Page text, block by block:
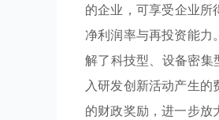
的企业，可享受企业
净利润率与再投资能力
解了科技型、设备密集
入研发创新活动产生
的财政奖励，进一步放